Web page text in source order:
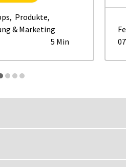
, Produkte,
& Marketing
5 Min